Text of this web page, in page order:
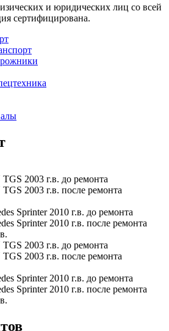
и юридических лиц со всей
сертифицирована.